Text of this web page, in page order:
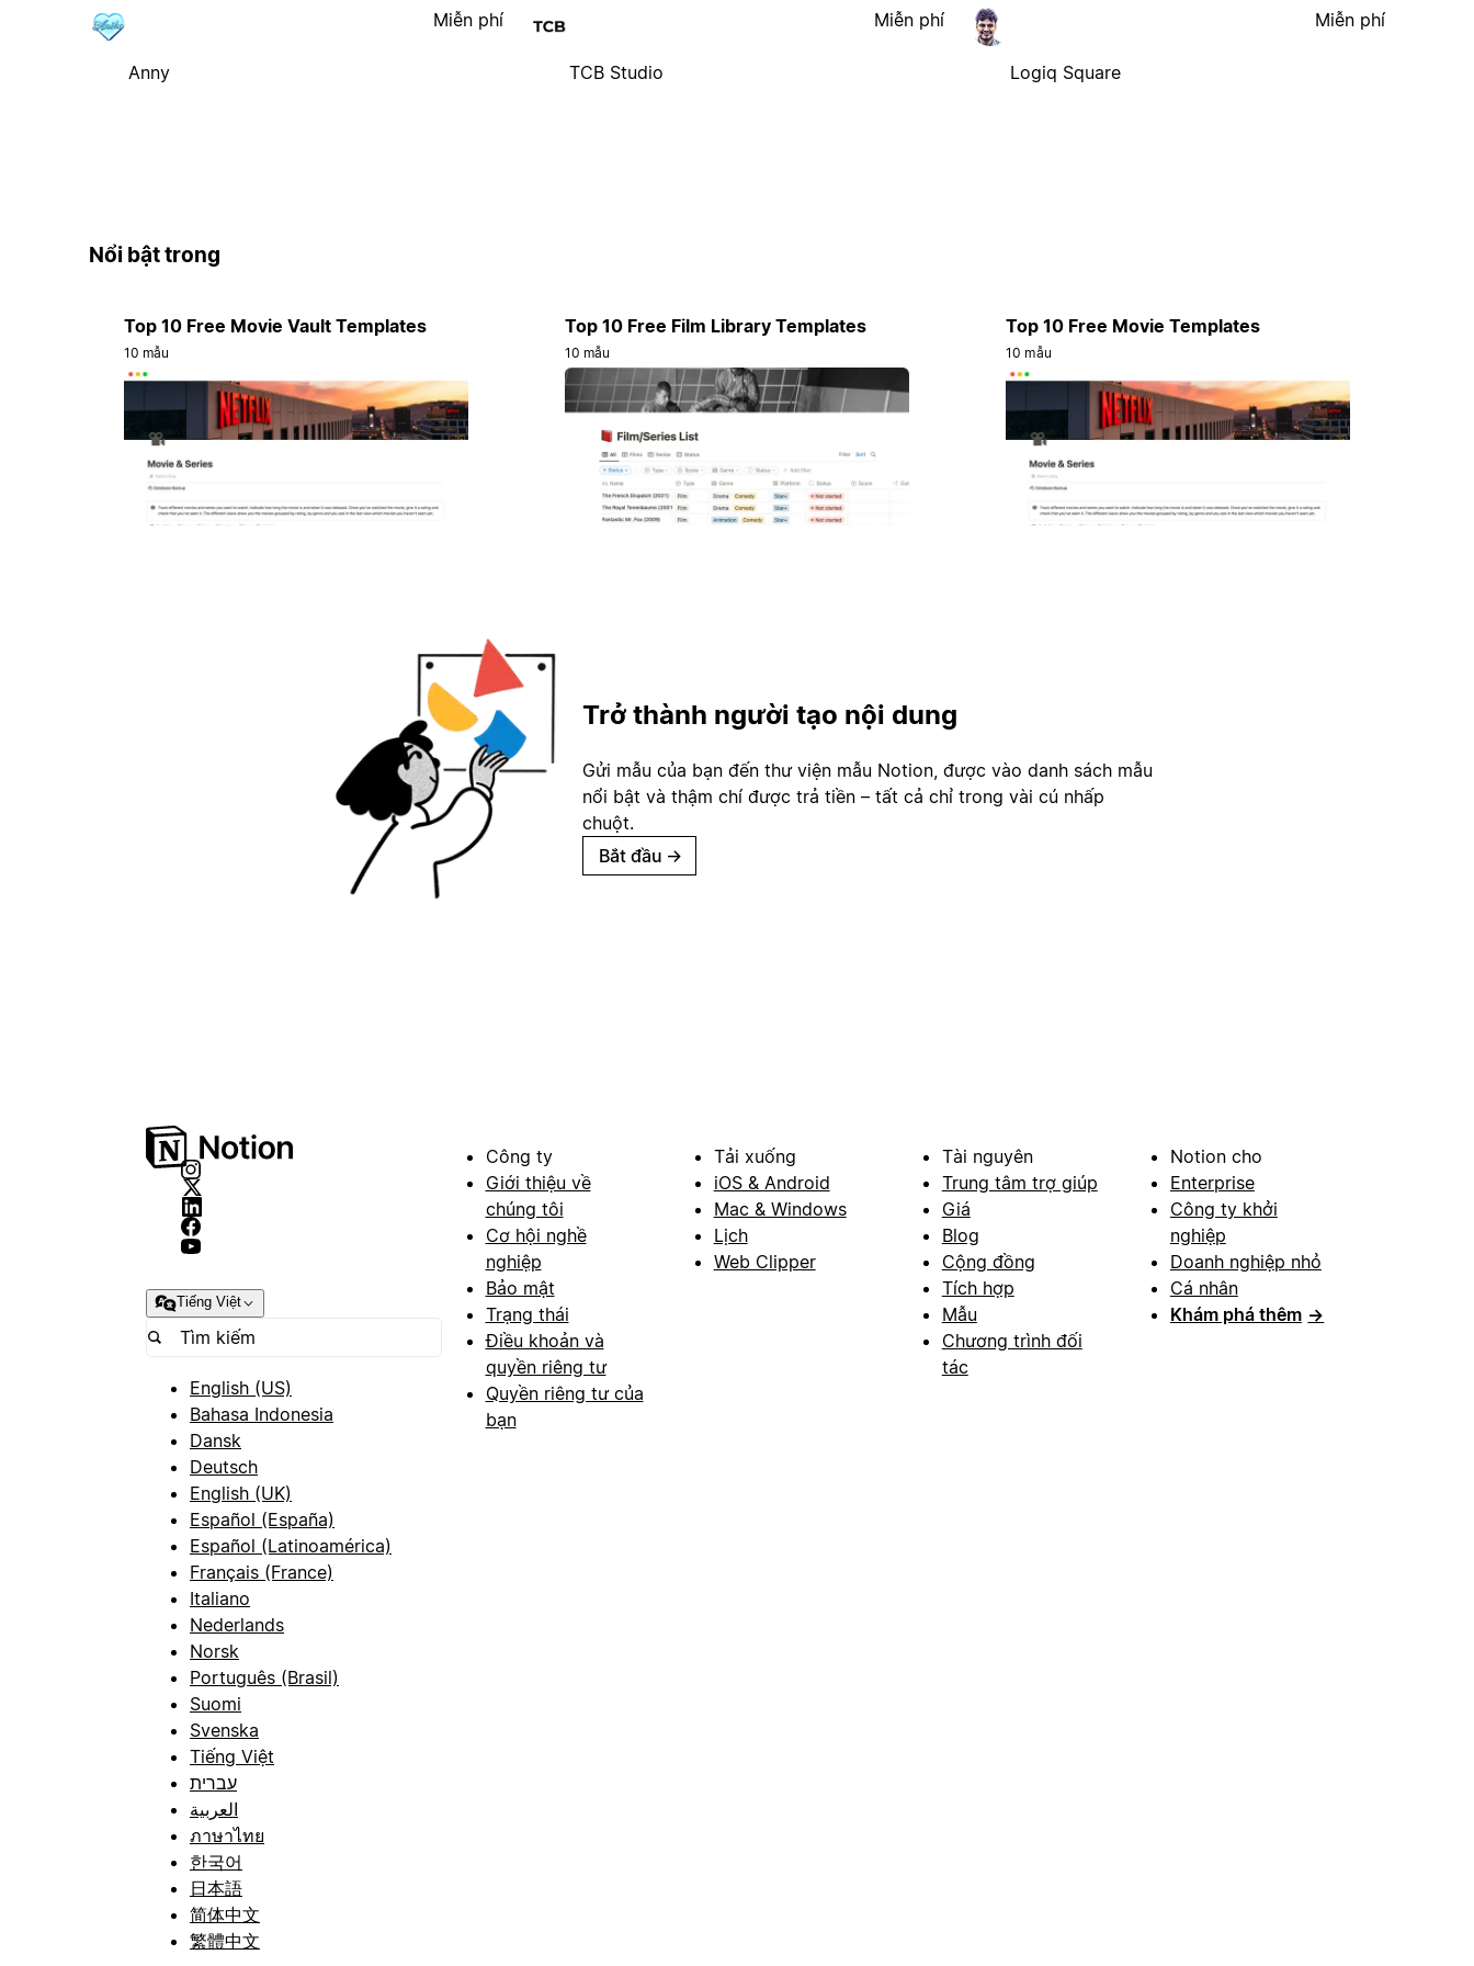
Anny
Miễn phí
TCB Studio
Miễn phí
Logiq Square
Miễn phí
Nổi bật trong
Top 10 Free Movie Vault Templates
10 mẫu
Top 10 Free Film Library Templates
10 mẫu
Top 10 Free Movie Templates
10 mẫu
Trở thành người tạo nội dung
Gửi mẫu của bạn đến thư viện mẫu Notion, được vào danh sách mẫu
nổi bật và thậm chí được trả tiền – tất cả chỉ trong vài cú nhấp
chuột.
Bắt đầu →
Tiếng Việt
English (US)
Bahasa Indonesia
Dansk
Deutsch
English (UK)
Español (España)
Español (Latinoamérica)
Français (France)
Italiano
Nederlands
Norsk
Português (Brasil)
Suomi
Svenska
Tiếng Việt
עברית
العربية
ภาษาไทย
한국어
日本語
简体中文
繁體中文
Công ty
Giới thiệu về
chúng tôi
Cơ hội nghề
nghiệp
Bảo mật
Trạng thái
Điều khoản và
quyền riêng tư
Quyền riêng tư của
bạn
Tải xuống
iOS & Android
Mac & Windows
Lịch
Web Clipper
Tài nguyên
Trung tâm trợ giúp
Giá
Blog
Cộng đồng
Tích hợp
Mẫu
Chương trình đối
tác
Notion cho
Enterprise
Công ty khởi
nghiệp
Doanh nghiệp nhỏ
Cá nhân
Khám phá thêm →